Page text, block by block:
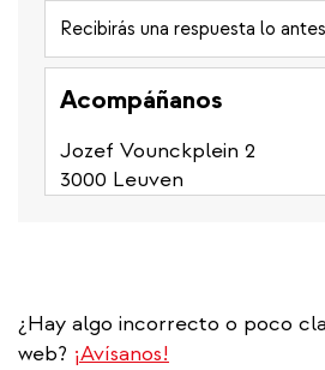
Recibirás una respuesta lo
Acompáñanos
Jozef Vounckplein 2
3000 Leuven
¿Hay algo incorrecto o poco
web? ¡Avísanos!